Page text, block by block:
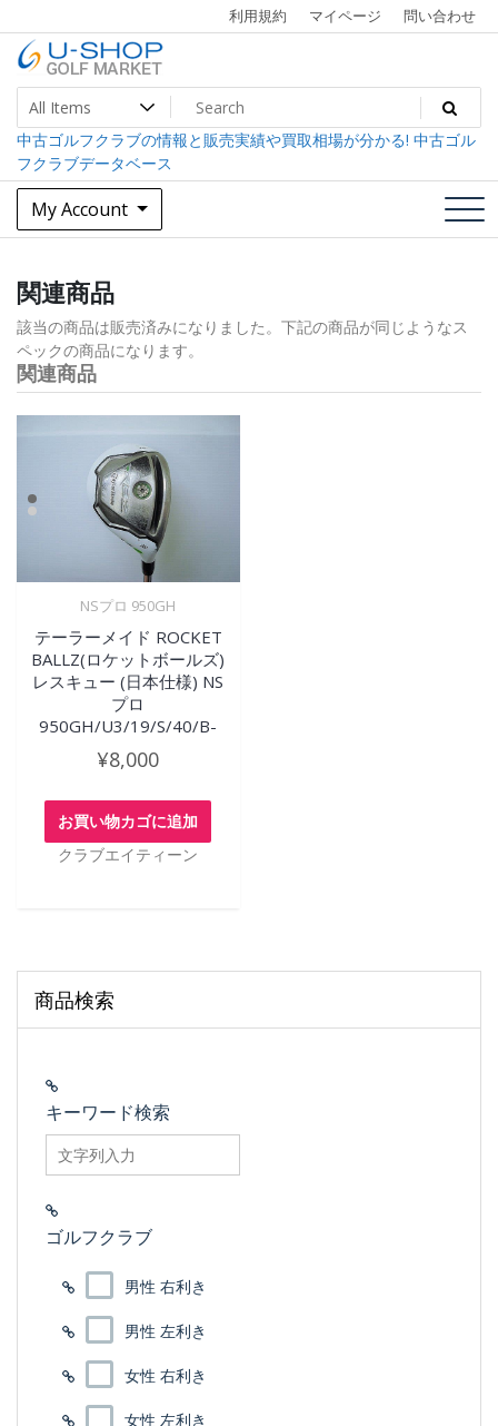
to
content
利用規約 マイページ 問い合わせ
U-SHOP Golf Market dev
中古ゴルフクラブ最大級！U-SHOPゴルフマーケット
中古ゴルフクラブの情報と販売実績や買取相場が分かる! 中古ゴル
フクラブデータベース
My Account
関連商品
該当の商品は販売済みになりました。下記の商品が同じようなス
ペックの商品になります。
関連商品
NSプロ 950GH
テーラーメイド ROCKET
BALLZ(ロケットボールズ)
レスキュー (日本仕様) NS
プロ
950GH/U3/19/S/40/B-
¥8,000
お買い物カゴに追加
クラブエイティーン
商品検索
キーワード検索
searchfilter_pro
ゴルフクラブ
男性 右利き
男性 左利き
女性 右利き
女性 左利き